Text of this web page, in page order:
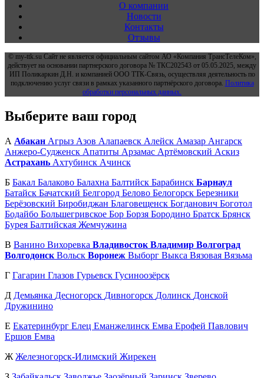
О компании
Новости
Контакты
Отзывы
© my-ttk.su Cайт не является официальным сайтом АО «Компания ТрансТелеКом»,
действует на основании партнерского договора № ТКС202543 от 05.05.2025, между
ИП Поликаркин Д.Н. и компанией ООО ТТК-Связь, осуществляя деятельность по
подключению услуг связи в рамках указанного партнёрского договора. Политика
обработки персональных данных.
Выберите ваш город
А Абакан Агрыз Азов Алапаевск Алейск Амазар Ангарск
Анжеро-Судженск Апатиты Арзамас Артёмовский Аскиз
Астрахань Ахтубинск Ачинск
Б Бакал Балаково Балахна Балтийск Барабинск Барнаул
Батайск Бачатский Белгород Белово Белогорск Березники
Берёзовский Биробиджан Благовещенск Богданович Боготол
Бодайбо Большегривское Бор Борзя Бородино Братск Брянск
Бурея Балтийская Жемчужина
В Ванино Вихоревка Владивосток Владимир Волгоград
Волгодонск Вольск Воронеж Выборг Выкса Вязовая Вязьма
Г Гагарин Глазов Гурьевск Гусиноозёрск
Д Демьянка Десногорск Дивногорск Долинск Донской
Дружинино
Е Екатеринбург Елец Еманжелинск Емва Ерофей Павлович
Ершов Емва
Ж Железногорск-Илимский Жирекен